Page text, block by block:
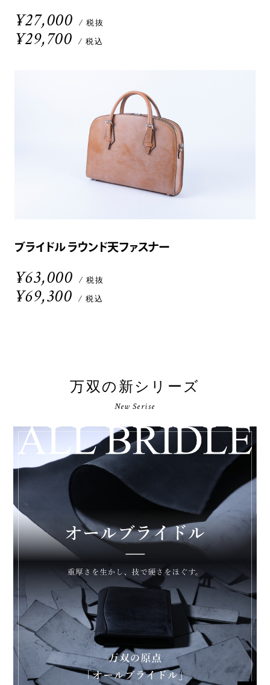
¥27,000 / 税抜
¥29,700 / 税込
ブライドル ラウンド天ファスナー
¥63,000 / 税抜
¥69,300 / 税込
万双の新シリーズ
New Serise